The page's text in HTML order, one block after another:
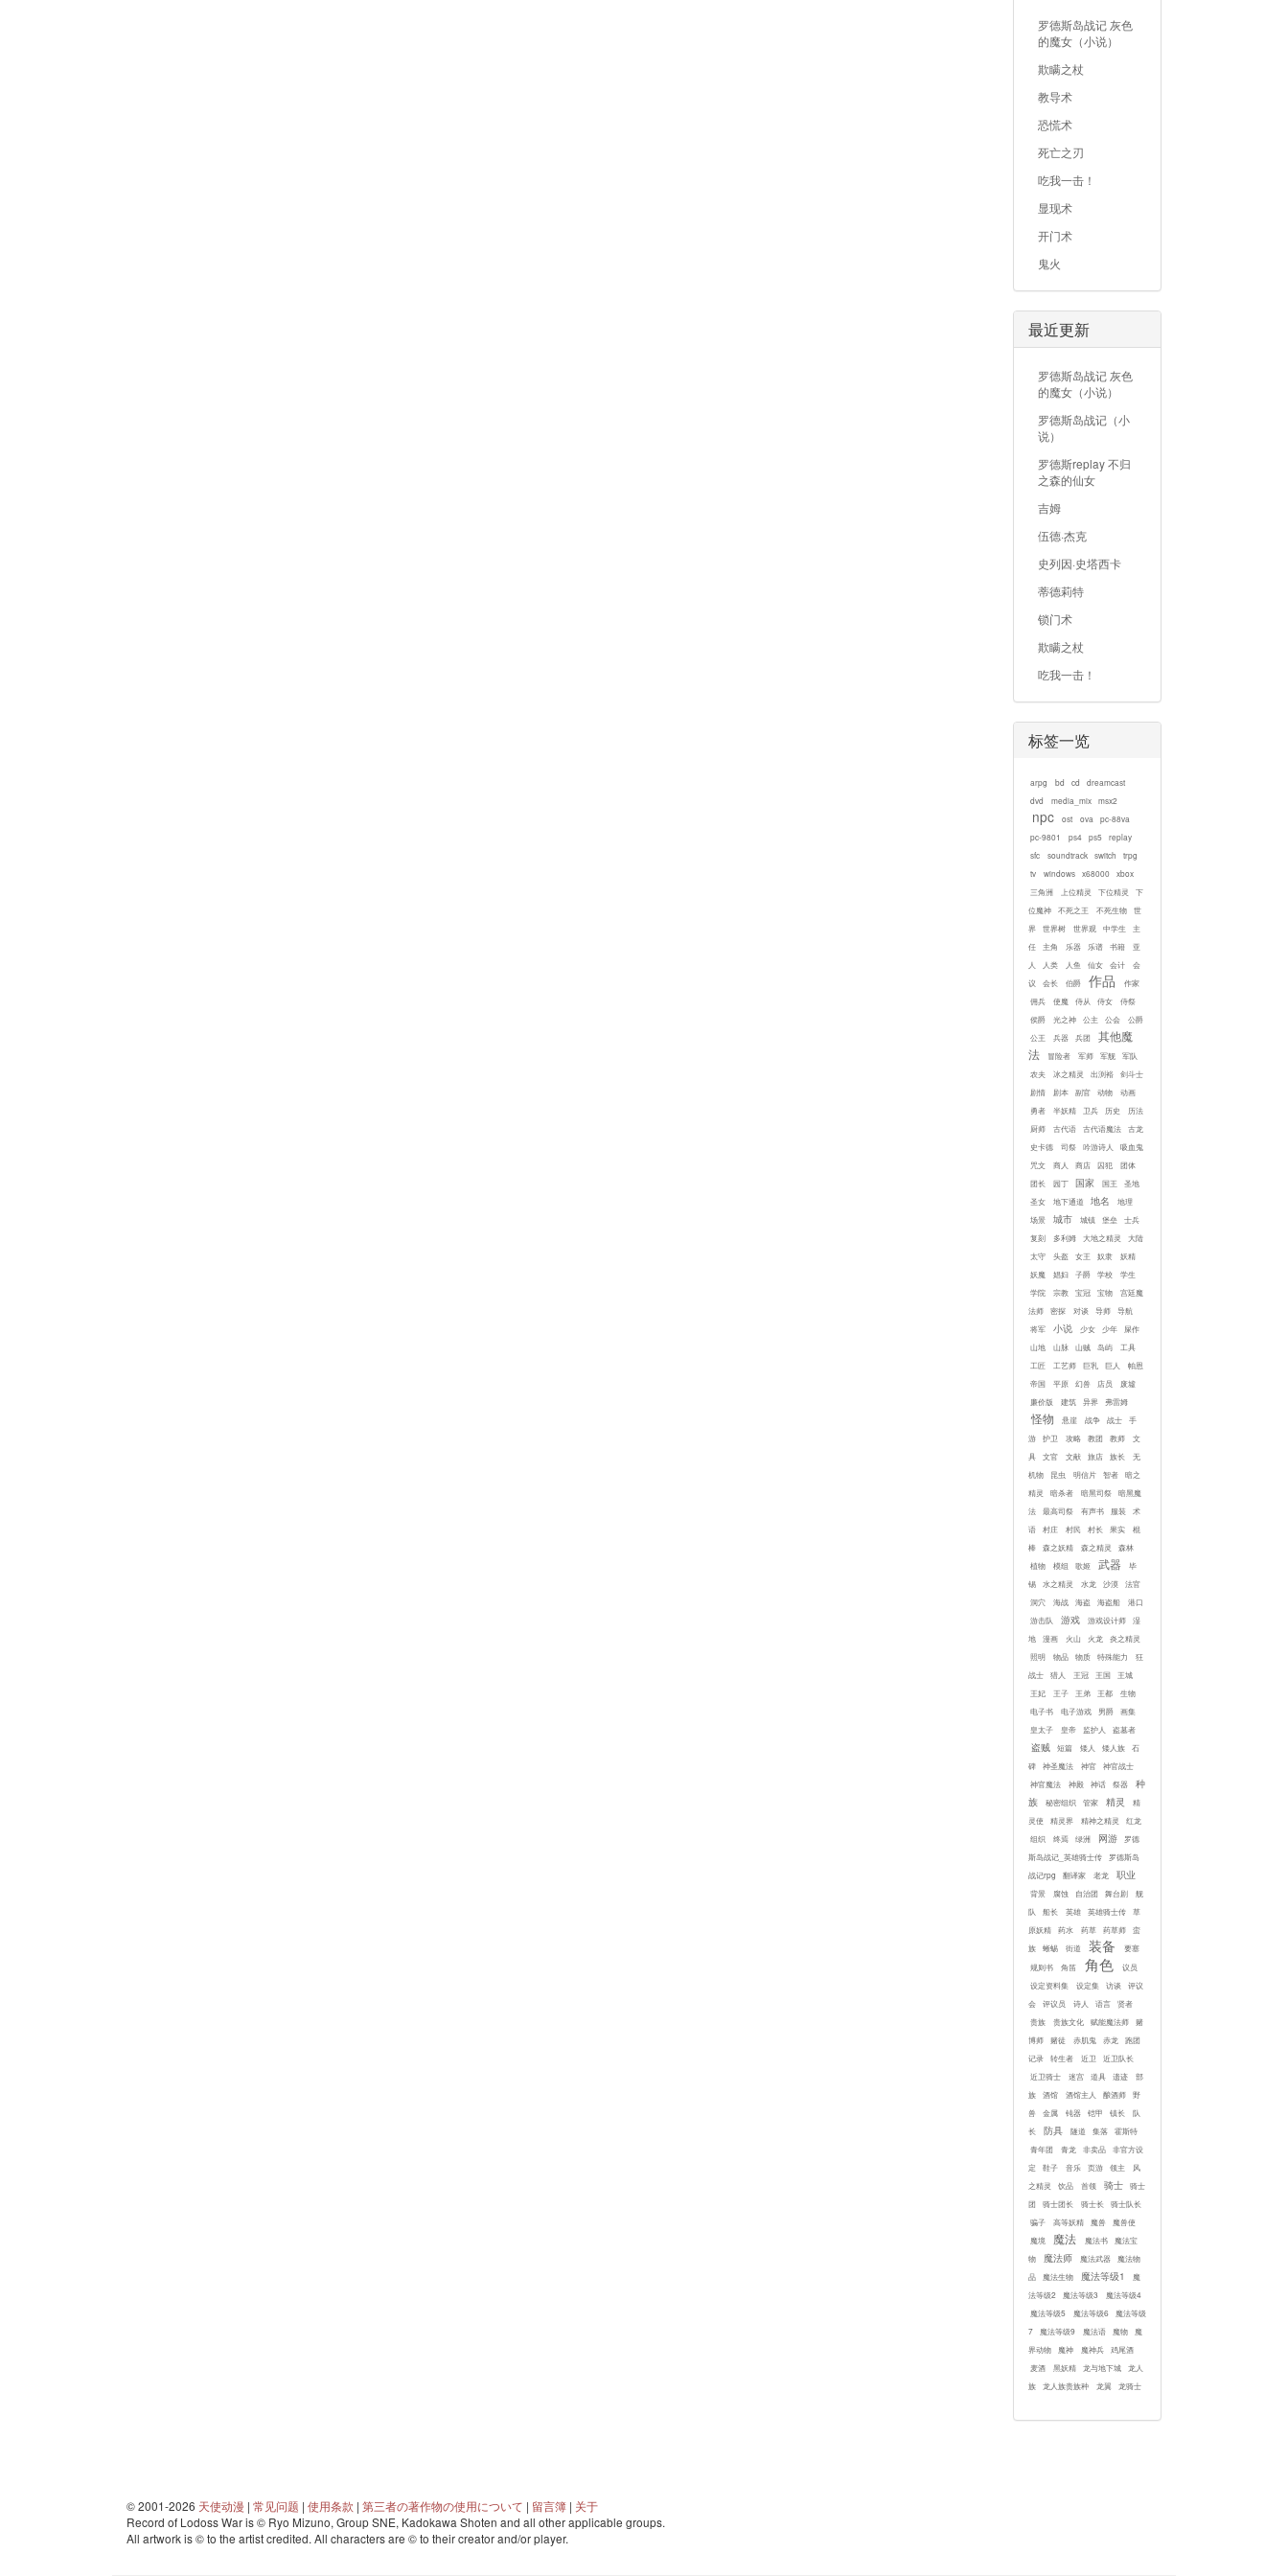
罗德斯岛战记 灰色
的魔女（小说）
欺瞒之杖
教导术
恐慌术
死亡之刃
吃我一击！
显现术
开门术
鬼火
最近更新
罗德斯岛战记 灰色
的魔女（小说）
罗德斯岛战记（小
说）
罗德斯replay 不归
之森的仙女
吉姆
伍德·杰克
史列因·史塔西卡
蒂德莉特
锁门术
欺瞒之杖
吃我一击！
标签一览
arpg bd cd
dreamcast
dvd
media_mix msx2
npc ost ova
pc-88va
pc-9801
ps4 ps5
replay
sfc
soundtrack switch
trpg
tv
windows x68000
xbox
三角洲
上位精灵 下位精灵
下
位魔神
不死之王 不死生物
世
界
世界树 世界观 中学生
主
任
主角 乐器 乐谱 书籍
亚
人
人类 人鱼 仙女 会计
会
议
会长 伯爵 作品
作家
佣兵
使魔 侍从 侍女
侍祭
侯爵
光之神 公主 公会
公爵
公王
兵器 兵团
其他魔
法
冒险者 军师 军舰
军队
农夫
冰之精灵 出渕裕
剑斗士
剧情
剧本 副官 动物
动画
勇者
半妖精 卫兵 历史
历法
厨师
古代语 古代语魔法
古龙
史卡德
司祭 吟游诗人
吸血鬼
咒文
商人 商店 囚犯
团体
团长
园丁 国家 国王
圣地
圣女
地下通道 地名
地理
场景
城市 城镇 堡垒
士兵
复刻
多利姆 大地之精灵
大陆
太守
头盔 女王 奴隶
妖精
妖魔
娼妇 子爵 学校
学生
学院
宗教 宝冠 宝物
宫廷魔
法师
密探 对谈 导师
导航
将军
小说 少女 少年
屎作
山地
山脉 山贼 岛屿
工具
工匠
工艺师 巨乳 巨人
帕恩
帝国
平原 幻兽 店员
废墟
廉价版
建筑 异界 弗雷姆
怪物 悬崖 战争 战士
手
游
护卫 攻略 教团 教师
文
具
文官 文献 旅店 族长
无
机物
昆虫 明信片 智者
暗之
精灵
暗杀者 暗黑司祭
暗黑魔
法
最高司祭 有声书 服装
术
语
村庄 村民 村长 果实
棍
棒
森之妖精 森之精灵
森林
植物
模组 歌姬 武器
毕
锡
水之精灵 水龙 沙漠
法官
洞穴
海战 海盗 海盗船
港口
游击队
游戏 游戏设计师
湿
地
漫画 火山 火龙
炎之精灵
照明
物品 物质 特殊能力
狂
战士
猎人 王冠 王国
王城
王妃
王子 王弟 王都
生物
电子书
电子游戏 男爵
画集
皇太子
皇帝 监护人 盗墓者
盗贼 短篇 矮人 矮人族
石
碑
神圣魔法 神官
神官战士
神官魔法
神殿 神话 祭器
种
族
秘密组织 管家 精灵
精
灵使
精灵界 精神之精灵
红龙
组织
终焉 绿洲 网游
罗德
斯岛战记_英雄骑士传
罗德斯岛
战记rpg
翻译家 老龙 职业
背景 腐蚀 自治团 舞台剧
舰
队
船长 英雄 英雄骑士传
草
原妖精
药水 药草 药草师
蛮
族
蜥蜴 街道 装备
要塞
规则书
角笛 角色
议员
设定资料集
设定集 访谈
评议
会
评议员 诗人 语言
贤者
贵族
贵族文化 赋能魔法师
赌
博师
赌徒 赤肌鬼 赤龙
跑团
记录
转生者 近卫
近卫队长
近卫骑士
迷宫 道具 遗迹
部
族
酒馆 酒馆主人 酿酒师
野
兽
金属 钝器 铠甲 镇长
队
长
防具 隧道 集落
霍斯特
青年团
青龙 非卖品
非官方设
定
鞋子 音乐 页游 领主
风
之精灵
饮品 首领 骑士
骑士
团
骑士团长 骑士长
骑士队长
骗子
高等妖精 魔兽
魔兽使
魔境
魔法 魔法书
魔法宝
物
魔法师 魔法武器
魔法物
品
魔法生物 魔法等级1
魔
法等级2
魔法等级3
魔法等级4
魔法等级5
魔法等级6
魔法等级
7
魔法等级9 魔法语 魔物
魔
界动物
魔神 魔神兵
鸡尾酒
麦酒
黑妖精 龙与地下城
龙人
族
龙人族贵族种 龙翼 龙骑士
© 2001-2026 天使动漫 | 常见问题 | 使用条款 | 第三者の著作物の使用について | 留言簿 | 关于
Record of Lodoss War is © Ryo Mizuno, Group SNE, Kadokawa Shoten and all other applicable groups.
All artwork is © to the artist credited. All characters are © to their creator and/or player.